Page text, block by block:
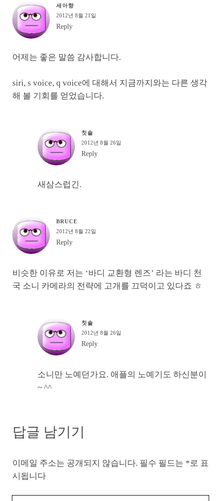
세아향
2012년 8월 21일
Reply
어제는 좋은 말씀 감사합니다.
siri, s voice, q voice에 대해서 지금까지와는 다른 생각
해 볼 기회를 얻었습니다.
칫솔
2012년 8월 26일
Reply
새삼스럽긴.
BRUCE
2012년 8월 22일
Reply
비슷한 이유로 저는 ‘바디 교환형 렌즈’ 라는 바디 천
국 소니 카메라의 전략에 고개를 끄덕이고 있다죠 ㅎ
칫솔
2012년 8월 26일
Reply
소니만 노예던가요. 애플의 노예기도 하신분이
~ ^^
답글 남기기
이메일 주소는 공개되지 않습니다. 필수 필드는 *로 표
시됩니다